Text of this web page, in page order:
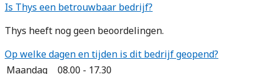
Is Thys een betrouwbaar bedrijf?
Thys heeft nog geen beoordelingen.
Op welke dagen en tijden is dit bedrijf geopend?
Maandag
08.00 - 17.30